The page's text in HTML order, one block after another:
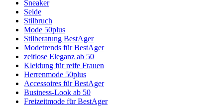
Sneaker
Seide
Stilbruch
Mode 50plus
Stilberatung BestAger
Modetrends für BestAger
zeitlose Eleganz ab 50
Kleidung für reife Frauen
Herrenmode 50plus
Accessoires für BestAger
Business-Look ab 50
Freizeitmode für BestAger